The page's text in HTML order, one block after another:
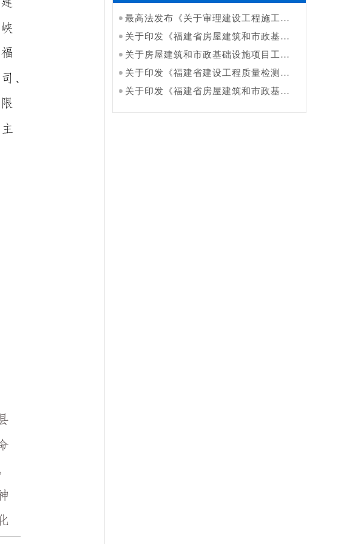
最高法发布《关于审理建设工程施工合同纠纷案件适用法律问题的解释（二）》
关于印发《福建省房屋建筑和市政基础设施工程领域工程款支付担保管理实施办法（2025年版）》的通知
关于房屋建筑和市政基础设施项目工程领域针对“出借资质供他人投标”违法行为行政处罚依据的指导意见
关于印发《福建省建设工程质量检测管理实施细则》的通知
关于印发《福建省房屋建筑和市政基础设施工程总承包模拟清单计价表格》的通知